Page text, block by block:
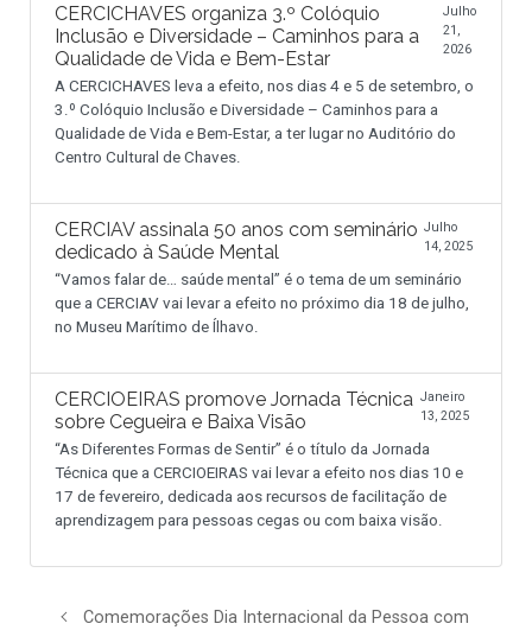
CERCICHAVES organiza 3.º Colóquio
Inclusão e Diversidade – Caminhos para a
Qualidade de Vida e Bem-Estar
Julho
21,
2026
A CERCICHAVES leva a efeito, nos dias 4 e 5 de setembro, o
3.º Colóquio Inclusão e Diversidade – Caminhos para a
Qualidade de Vida e Bem-Estar, a ter lugar no Auditório do
Centro Cultural de Chaves.
CERCIAV assinala 50 anos com seminário
dedicado à Saúde Mental
Julho
14, 2025
“Vamos falar de… saúde mental” é o tema de um seminário
que a CERCIAV vai levar a efeito no próximo dia 18 de julho,
no Museu Marítimo de Ílhavo.
CERCIOEIRAS promove Jornada Técnica
sobre Cegueira e Baixa Visão
Janeiro
13, 2025
“As Diferentes Formas de Sentir” é o título da Jornada
Técnica que a CERCIOEIRAS vai levar a efeito nos dias 10 e
17 de fevereiro, dedicada aos recursos de facilitação de
aprendizagem para pessoas cegas ou com baixa visão.
Comemorações Dia Internacional da Pessoa com